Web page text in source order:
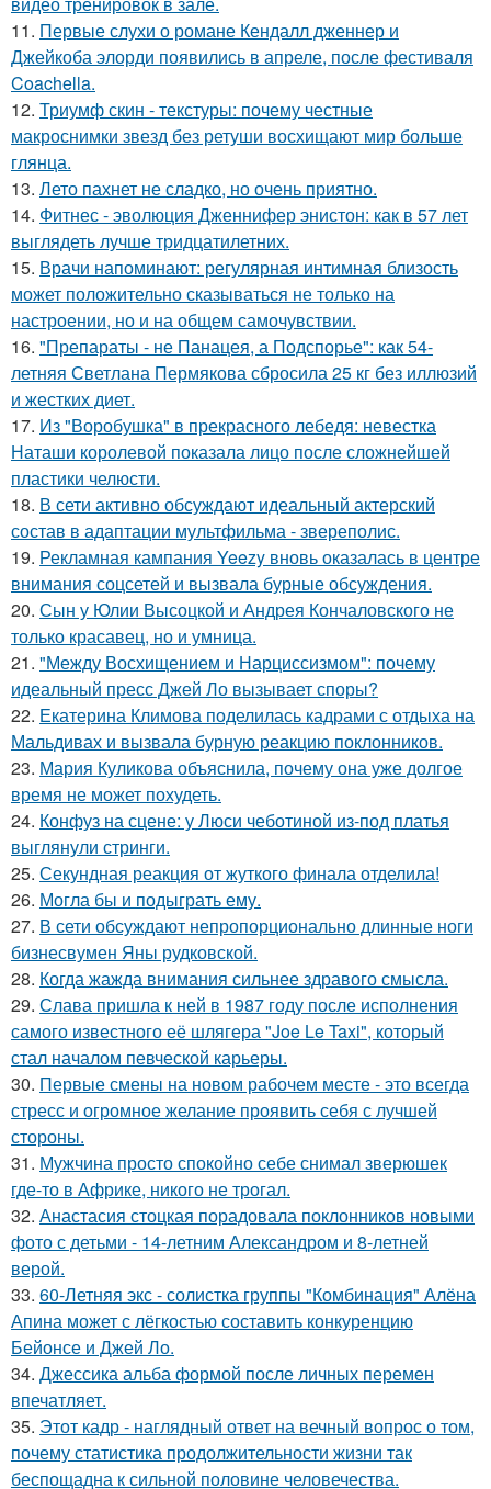
11. Первые слухи о романе Кендалл дженнер и
Джейкоба элорди появились в апреле, после фестиваля
Coachella.
12. Триумф скин - текстуры: почему честные
макроснимки звезд без ретуши восхищают мир больше
глянца.
13. Лето пахнет не сладко, но очень приятно.
14. Фитнес - эволюция Дженнифер энистон: как в 57 лет
выглядеть лучше тридцатилетних.
15. Врачи напоминают: регулярная интимная близость
может положительно сказываться не только на
настроении, но и на общем самочувствии.
16. "Препараты - не Панацея, а Подспорье": как 54-
летняя Светлана Пермякова сбросила 25 кг без иллюзий
и жестких диет.
17. Из "Воробушка" в прекрасного лебедя: невестка
Наташи королевой показала лицо после сложнейшей
пластики челюсти.
18. В сети активно обсуждают идеальный актерский
состав в адаптации мультфильма - звереполис.
19. Рекламная кампания Yeezy вновь оказалась в центре
внимания соцсетей и вызвала бурные обсуждения.
20. Сын у Юлии Высоцкой и Андрея Кончаловского не
только красавец, но и умница.
21. "Между Восхищением и Нарциссизмом": почему
идеальный пресс Джей Ло вызывает споры?
22. Екатерина Климова поделилась кадрами с отдыха на
Мальдивах и вызвала бурную реакцию поклонников.
23. Мария Куликова объяснила, почему она уже долгое
время не может похудеть.
24. Конфуз на сцене: у Люси чеботиной из-под платья
выглянули стринги.
25. Секундная реакция от жуткого финала отделила!
26. Могла бы и подыграть ему.
27. В сети обсуждают непропорционально длинные ноги
бизнесвумен Яны рудковской.
28. Когда жажда внимания сильнее здравого смысла.
29. Слава пришла к ней в 1987 году после исполнения
самого известного её шлягера "Joe Le Taxi", который
стал началом певческой карьеры.
30. Первые смены на новом рабочем месте - это всегда
стресс и огромное желание проявить себя с лучшей
стороны.
31. Мужчина просто спокойно себе снимал зверюшек
где-то в Африке, никого не трогал.
32. Анастасия стоцкая порадовала поклонников новыми
фото с детьми - 14-летним Александром и 8-летней
верой.
33. 60-Летняя экс - солистка группы "Комбинация" Алёна
Апина может с лёгкостью составить конкуренцию
Бейонсе и Джей Ло.
34. Джессика альба формой после личных перемен
впечатляет.
35. Этот кадр - наглядный ответ на вечный вопрос о том,
почему статистика продолжительности жизни так
беспощадна к сильной половине человечества.